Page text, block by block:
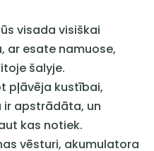
visada visiškai
ar esate namuose,
šalyje.
pļāvēja kustībai,
ir apstrādāta, un
kas notiek.
vēsturi, akumulatora